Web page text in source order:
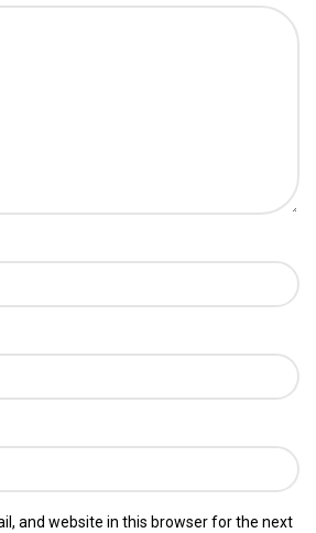
and website in this browser for the next